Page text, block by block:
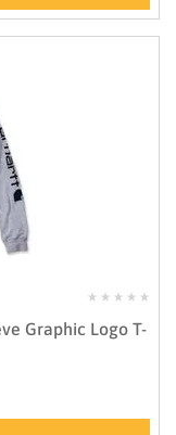
Graphic Logo T-